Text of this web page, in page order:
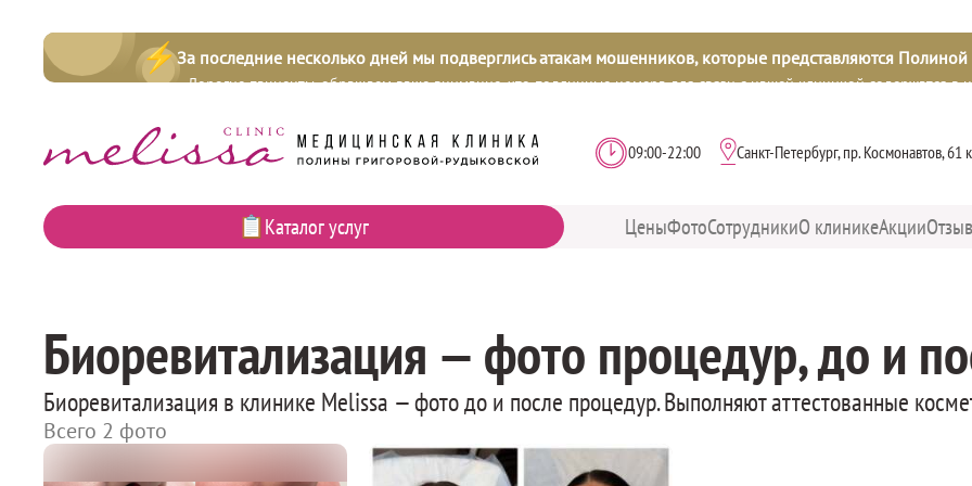
Важное
уведомление
За последние несколько дней мы подверглись атакам мошенников, которые представляются
Дорогие пациенты, обращаем ваше внимание, что подлинные номера для связи с нашей клиникой содержатся в
Часы09:00-22:00
МыСанкт-Петербург, пр. Космонавтов, 61
Каталог услуг ЦеныФотоСотрудникиО клиникеАкции
Биоревитализация — фото процедур, до и
Биоревитализация в клинике Melissa — фото до и после процедур. Выполняют аттестованные
Всего 2 фото